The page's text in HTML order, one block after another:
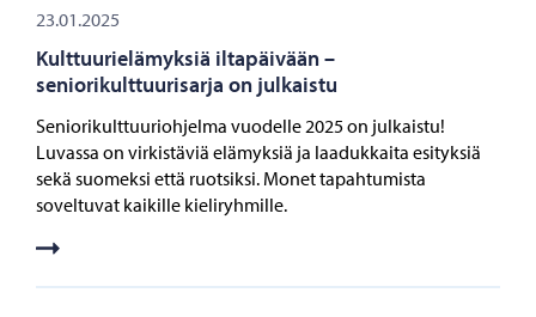
23.01.2025
Kulttuurielämyksiä iltapäivään –
seniorikulttuurisarja on julkaistu
Seniorikulttuuriohjelma vuodelle 2025 on julkaistu!
Luvassa on virkistäviä elämyksiä ja laadukkaita esityksiä
sekä suomeksi että ruotsiksi. Monet tapahtumista
soveltuvat kaikille kieliryhmille.